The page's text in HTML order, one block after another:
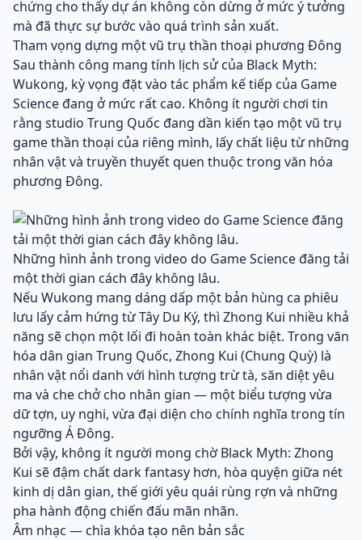
chứng cho thấy dự án không còn dừng ở mức ý tưởng
mà đã thực sự bước vào quá trình sản xuất.
Tham vọng dựng một vũ trụ thần thoại phương Đông
Sau thành công mang tính lịch sử của Black Myth:
Wukong, kỳ vọng đặt vào tác phẩm kế tiếp của Game
Science đang ở mức rất cao. Không ít người chơi tin
rằng studio Trung Quốc đang dần kiến tạo một vũ trụ
game thần thoại của riêng mình, lấy chất liệu từ những
nhân vật và truyền thuyết quen thuộc trong văn hóa
phương Đông.
Những hình ảnh trong video do Game Science đăng tải
một thời gian cách đây không lâu.
Nếu Wukong mang dáng dấp một bản hùng ca phiêu
lưu lấy cảm hứng từ Tây Du Ký, thì Zhong Kui nhiều khả
năng sẽ chọn một lối đi hoàn toàn khác biệt. Trong văn
hóa dân gian Trung Quốc, Zhong Kui (Chung Quỳ) là
nhân vật nổi danh với hình tượng trừ tà, săn diệt yêu
ma và che chở cho nhân gian — một biểu tượng vừa
dữ tợn, uy nghi, vừa đại diện cho chính nghĩa trong tín
ngưỡng Á Đông.
Bởi vậy, không ít người mong chờ Black Myth: Zhong
Kui sẽ đậm chất dark fantasy hơn, hòa quyện giữa nét
kinh dị dân gian, thế giới yêu quái rùng rợn và những
pha hành động chiến đấu mãn nhãn.
Âm nhạc — chìa khóa tạo nên bản sắc